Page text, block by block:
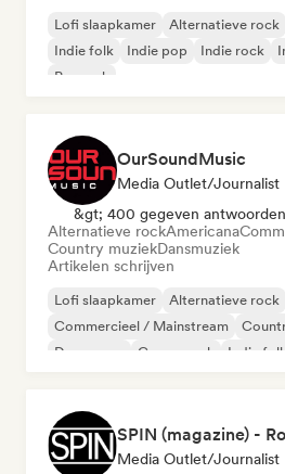
Lofi slaapkamer Alternatieve rock
Indie folk
Indie pop Indie rock
Poprock
OurSoundMusic
Media Outlet/Journalist
&gt; 400 gegeven antwoorden
Alternatieve rockAmericana
Country muziekDansmuziek
Artikelen schrijven
Lofi slaapkamer
Alternatieve rock
Commercieel / Mainstream
Droompop
Garagerock Indie folk
SPIN (magazine) -
Media Outlet/Journalist